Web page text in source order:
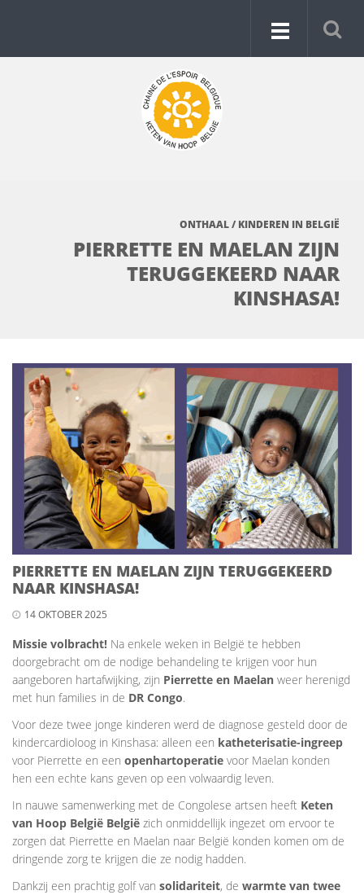
ONTHAAL/ KINDEREN IN BELGIË
PIERRETTE EN MAELAN ZIJN
TERUGGEKEERD NAAR
KINSHASA!
PIERRETTE EN MAELAN ZIJN TERUGGEKEERD
NAAR KINSHASA!
14 OKTOBER 2025
Missie volbracht! Na enkele weken in België te hebben
doorgebracht om de nodige behandeling te krijgen voor hun
aangeboren hartafwijking, zijn Pierrette en Maelan weer herenigd
met hun families in de DR Congo.
Voor deze twee jonge kinderen werd de diagnose gesteld door de
kindercardioloog in Kinshasa: alleen een katheterisatie-ingreep
voor Pierrette en een openhartoperatie voor Maelan konden
hen een echte kans geven op een volwaardig leven.
In nauwe samenwerking met de Congolese artsen heeft Keten
van Hoop België België zich onmiddellijk ingezet om ervoor te
zorgen dat Pierrette en Maelan naar België konden komen om de
dringende zorg te krijgen die ze nodig hadden.
Dankzij een prachtig golf van solidariteit, de warmte van twee